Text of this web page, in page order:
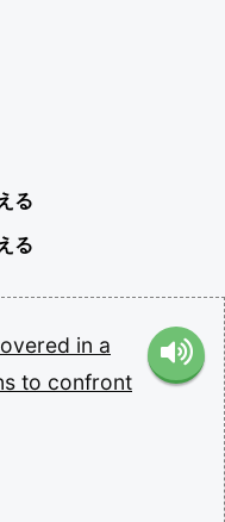
る
る
in a
to confront